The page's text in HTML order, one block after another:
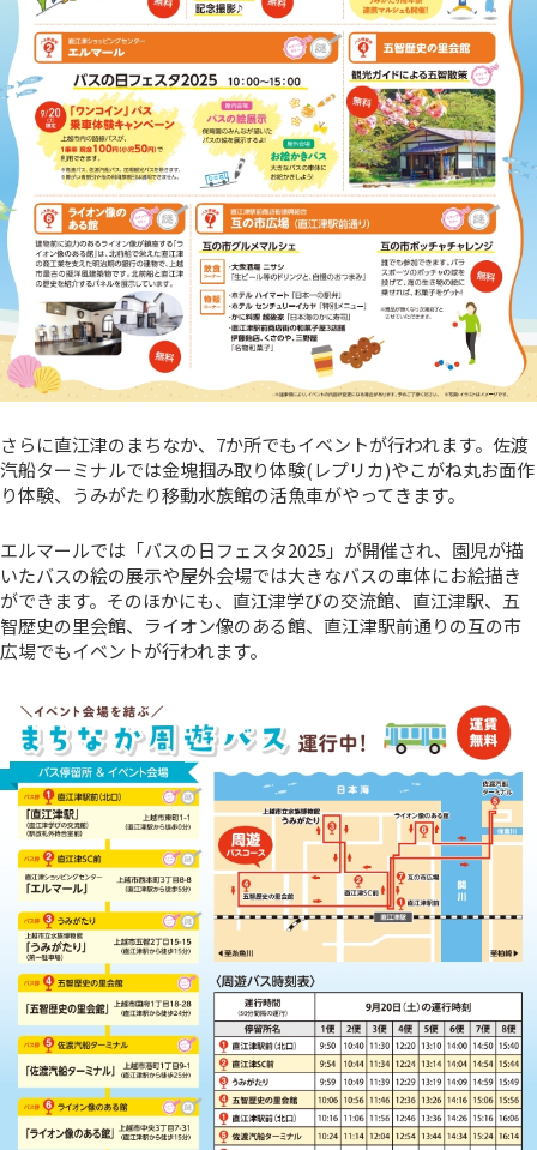
さらに直江津のまちなか、7か所でもイベントが行われます。佐渡
汽船ターミナルでは金塊掴み取り体験(レプリカ)やこがね丸お面作
り体験、うみがたり移動水族館の活魚車がやってきます。
エルマールでは「バスの日フェスタ2025」が開催され、園児が描
いたバスの絵の展示や屋外会場では大きなバスの車体にお絵描き
ができます。そのほかにも、直江津学びの交流館、直江津駅、五
智歴史の里会館、ライオン像のある館、直江津駅前通りの互の市
広場でもイベントが行われます。